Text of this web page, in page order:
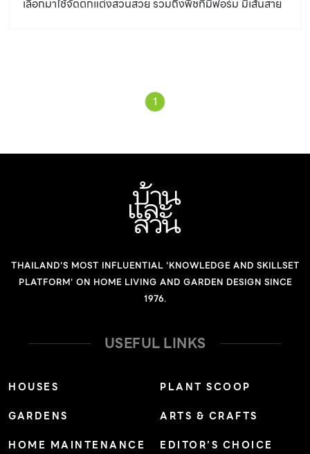
เลือกมาใช้จัดตกแต่งสวนสวย รวมถึงพืชที่มีฟอร์ม มีเส้นสาย
1
THAILAND'S MOST INFLUENTIAL 'KNOWLEDGE AND SKILLSET
PLATFORM' ON HOME LIVING AND GARDEN DESIGN SINCE
1976.
USEFUL LINKS
HOUSES
GARDENS
HOME MAINTENANCE
PLANT SCOOP
ARTS & CRAFTS
EDITOR’S CHOICE